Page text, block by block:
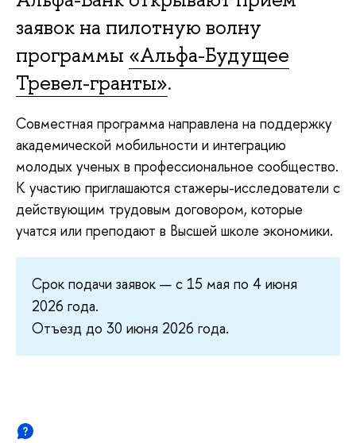
заявок на пилотную волну
программы «Альфа-Будущее
Тревел-гранты».
Совместная программа направлена на поддержку
академической мобильности и интеграцию
молодых ученых в профессиональное сообщество.
К участию приглашаются стажеры-исследователи с
действующим трудовым договором, которые
учатся или преподают в Высшей школе экономики.
Срок подачи заявок — с 15 мая по 4 июня
2026 года.
Отъезд до 30 июня 2026 года.